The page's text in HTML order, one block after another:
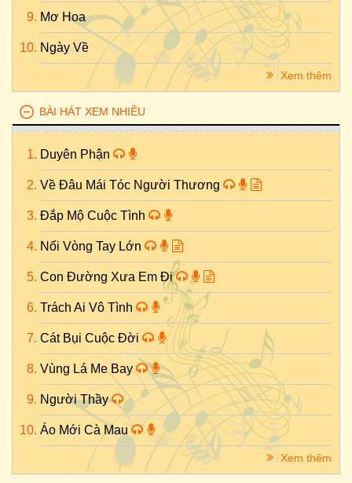
Mơ Hoa
Ngày Về
Xem thêm
BÀI HÁT XEM NHIỀU
Duyên Phận
Về Đâu Mái Tóc Người Thương
Đắp Mộ Cuộc Tình
Nối Vòng Tay Lớn
Con Đường Xưa Em Đi
Trách Ai Vô Tình
Cát Bụi Cuộc Đời
Vùng Lá Me Bay
Người Thầy
Áo Mới Cà Mau
Xem thêm